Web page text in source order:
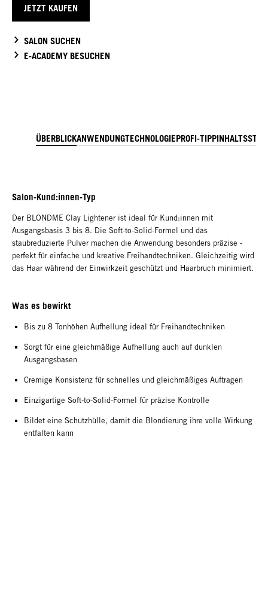
JETZT KAUFEN
SALON SUCHEN
E-ACADEMY BESUCHEN
ÜBERBLICKANWENDUNGTECHNOLOGIEPROFI-TIPP
Salon-Kund:innen-Typ
Der BLONDME Clay Lightener ist ideal für Kund:innen mit
Ausgangsbasis 3 bis 8. Die Soft-to-Solid-Formel und das
staubreduzierte Pulver machen die Anwendung besonders präzise -
perfekt für einfache und kreative Freihandtechniken. Gleichzeitig wird
das Haar während der Einwirkzeit geschützt und Haarbruch minimiert.
Was es bewirkt
Bis zu 8 Tonhöhen Aufhellung ideal für Freihandtechniken
Sorgt für eine gleichmäßige Aufhellung auch auf dunklen
Ausgangsbasen
Cremige Konsistenz für schnelles und gleichmäßiges Auftragen
Einzigartige Soft-to-Solid-Formel für präzise Kontrolle
Bildet eine Schutzhülle, damit die Blondierung ihre volle Wirkung
entfalten kann